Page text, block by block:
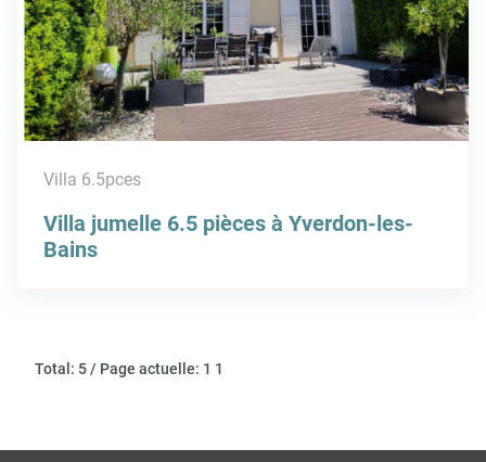
Villa 6.5pces
Villa jumelle 6.5 pièces à Yverdon-les-
Bains
Total: 5 / Page actuelle: 1 1